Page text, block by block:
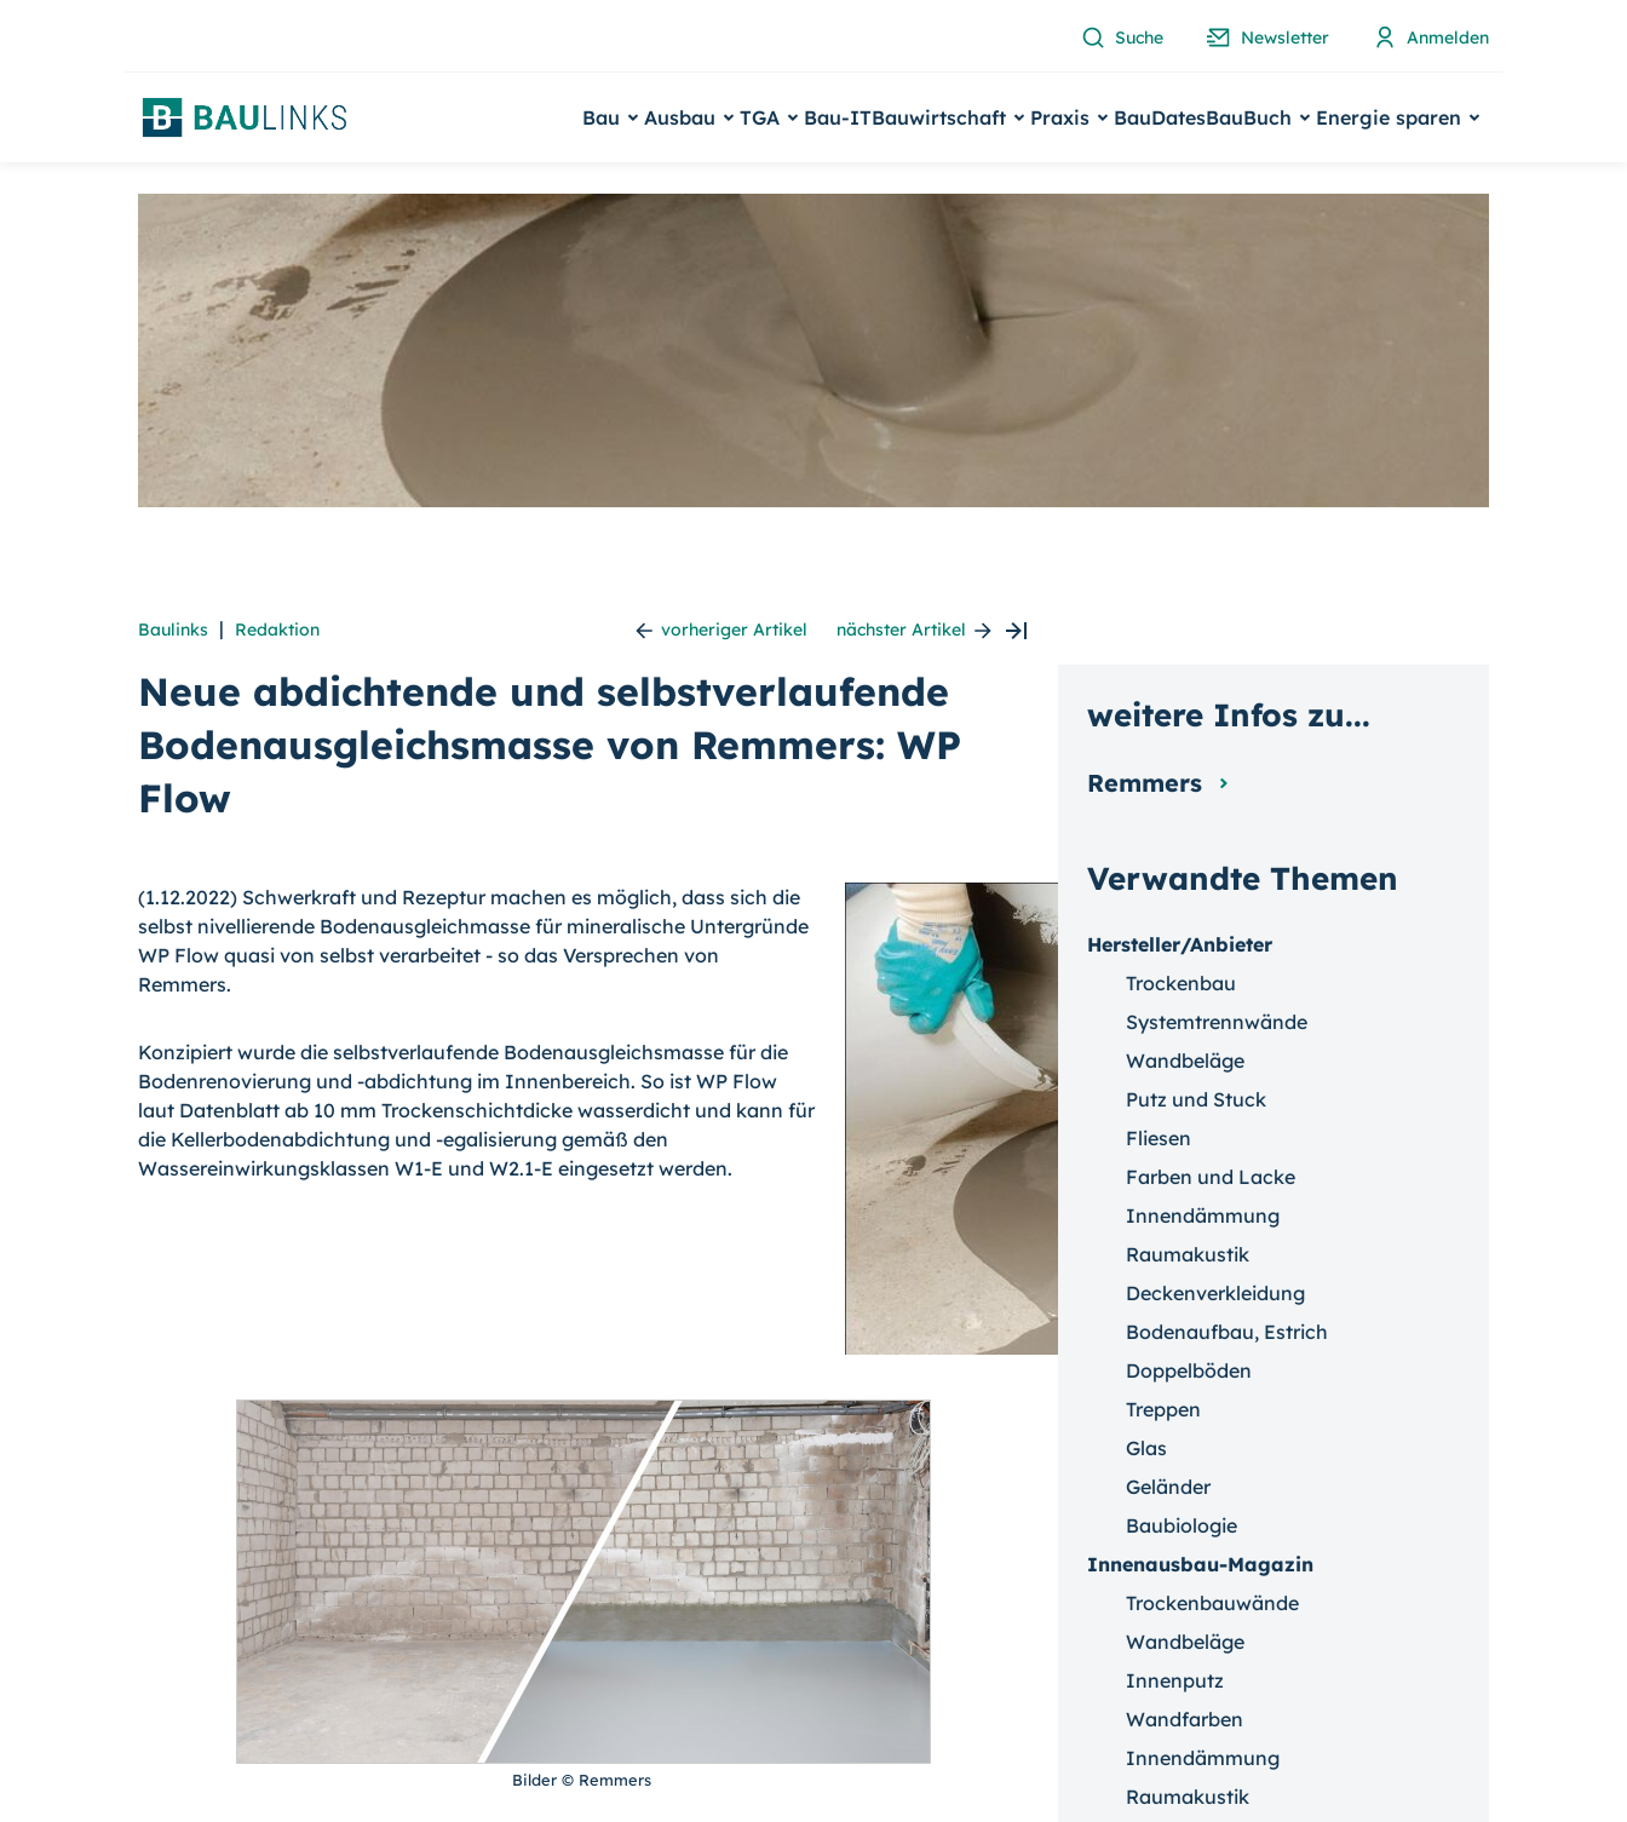
Suche Newsletter Anmelden
Bau Ausbau TGA Bau-ITBauwirtschaft Praxis BauDatesBauBuch Energie sparen
Baulinks | Redaktion vorheriger Artikel nächster Artikel
Neue abdichtende und selbstverlaufende
Bodenausgleichsmasse von Remmers: WP
Flow
(1.12.2022) Schwerkraft und Rezeptur machen es möglich, dass sich die
selbst nivellierende Bodenausgleichmasse für mineralische Untergründe
WP Flow quasi von selbst verarbeitet - so das Versprechen von
Remmers.
Konzipiert wurde die selbstverlaufende Bodenausgleichsmasse für die
Bodenrenovierung und -abdichtung im Innenbereich. So ist WP Flow
laut Datenblatt ab 10 mm Trockenschichtdicke wasserdicht und kann für
die Kellerbodenabdichtung und -ega­li­sie­rung gemäß den
Wassereinwirkungsklassen W1-E und W2.1-E eingesetzt werden.
Bilder © Remmers
Verwandte Themen
Hersteller/Anbieter
Trockenbau
Systemtrennwände
Wandbeläge
Putz und Stuck
Fliesen
Farben und Lacke
Innendämmung
Raumakustik
Deckenverkleidung
Bodenaufbau, Estrich
Doppelböden
Treppen
Glas
Geländer
Baubiologie
Innenausbau-Magazin
Trockenbauwände
Wandbeläge
Innenputz
Wandfarben
Innendämmung
Raumakustik
weitere Infos zu...
Remmers